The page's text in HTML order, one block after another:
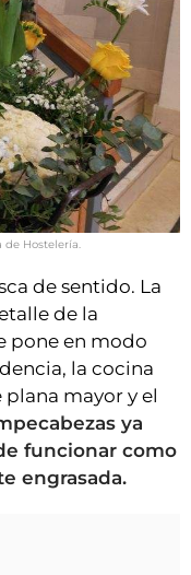
de Hostelería.
de sentido. La
de la
pone en modo
la cocina
mayor y el
ya
funcionar como
engrasada.